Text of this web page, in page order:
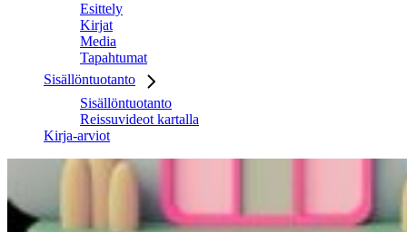
Esittely
Kirjat
Media
Tapahtumat
Sisällöntuotanto
Sisällöntuotanto
Reissuvideot kartalla
Kirja-arviot